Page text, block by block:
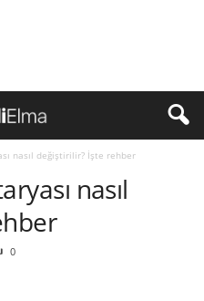
nasıl değiştirilir? İşte rehber
nasıl
0